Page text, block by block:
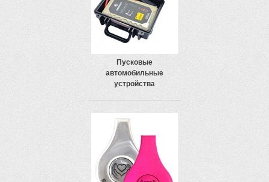
Пусковые
автомобильные
устройства